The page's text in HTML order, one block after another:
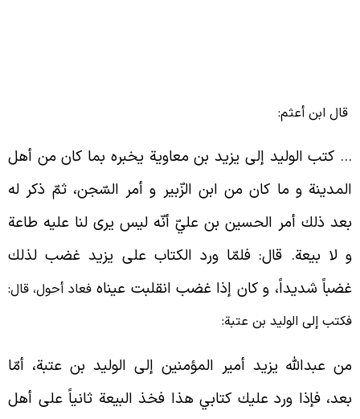
ابن أعثم:
كتب الوليد إلى يزيد بن معاوية يخبره بما كان من أهل
و ما كان من ابن الزّبير و أمر السّجن، ثمّ ذكر له
ذلك أمر الحسين بن عليّ أنّه ليس يرى لنا عليه طاعة
لا بيعة. قال: فلمّا ورد الكتاب على يزيد غضب لذلك
شديداً، و كان إذا غضب انقلبت عيناهفعاد أحول، قال:
إلى الوليد بن عتبة:
عبدالله يزيد أمير المؤمنين إلى الوليد بن عتبة، أمّا
فإذا ورد عليك كتابي هذا فخذ البيعة ثانياً على أهل